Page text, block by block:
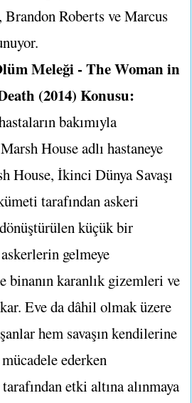
Roberts ve Marcus
bulunuyor.
Meleği - The Woman in
(2014) Konusu:
bakımıyla
House adlı hastaneye
House, İkinci Dünya Savaşı
tarafından askeri
küçük bir
gelmeye
binanın karanlık gizemleri ve
Eve da dâhil olmak üzere
hem savaşın kendilerine
ederken
etki altına alınmaya